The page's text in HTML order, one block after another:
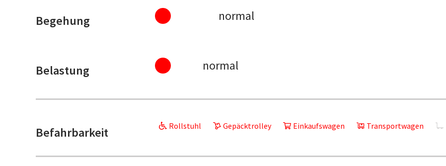
Begehung normal
Belastung normal
Befahrbarkeit Rollstuhl Gepäcktrolley Einkaufswagen Transportwagen